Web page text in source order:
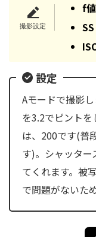
f
設定
Aモードで撮影
を3.2でピント
は、200です(普
す)。シャッター
てくれます。被
で問題がないた